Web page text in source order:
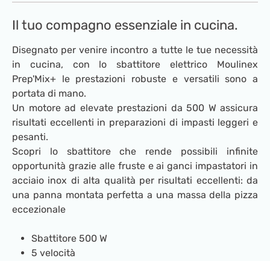
Il tuo compagno essenziale in cucina.
Disegnato per venire incontro a tutte le tue necessità
in cucina, con lo sbattitore elettrico Moulinex
Prep'Mix+ le prestazioni robuste e versatili sono a
portata di mano.
Un motore ad elevate prestazioni da 500 W assicura
risultati eccellenti in preparazioni di impasti leggeri e
pesanti.
Scopri lo sbattitore che rende possibili infinite
opportunità grazie alle fruste e ai ganci impastatori in
acciaio inox di alta qualità per risultati eccellenti: da
una panna montata perfetta a una massa della pizza
eccezionale
Sbattitore 500 W
5 velocità